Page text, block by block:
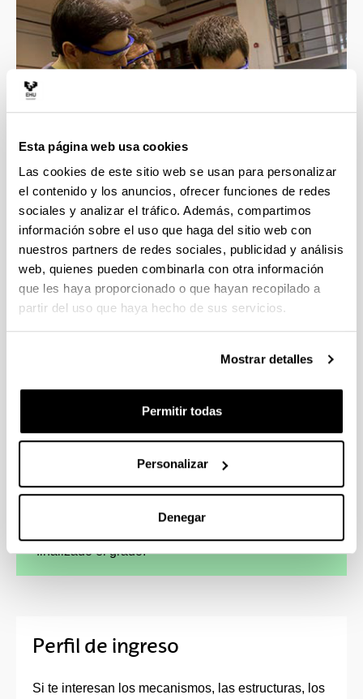
Esta página web usa cookies
Las cookies de este sitio web se usan para personalizar
el contenido y los anuncios, ofrecer funciones de redes
sociales y analizar el tráfico. Además, compartimos
información sobre el uso que haga del sitio web con
nuestros partners de redes sociales, publicidad y análisis
web, quienes pueden combinarla con otra información
que les haya proporcionado o que hayan recopilado a
partir del uso que haya hecho de sus servicios.
Mostrar detalles
Permitir todas
Personalizar
Denegar
4 razones para elegir este grado
profesionales.
Esta titulación tiene atribuciones profesionales
legalmente reconocidas.
La demanda laboral en ingeniería mecánica es
cursar parte de los estudios en el extranjero,
finalizado el grado.
Perfil de ingreso
Si te interesan los mecanismos, las estructuras, los